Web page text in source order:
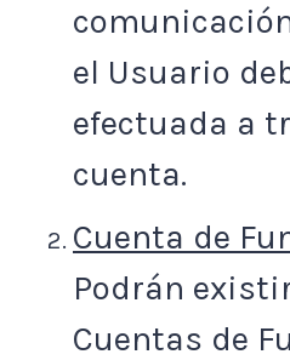
el Usuario
efectuada a
cuenta.
Cuenta de
Podrán
Cuentas de